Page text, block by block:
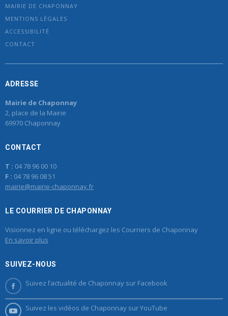
MAIRIE DE CHAPONNAY
MENTIONS LÉGALES
ACCESSIBILITÉ
CONTACT
ADRESSE
Mairie de Chaponnay
2, place de la Mairie
69970 Chaponnay
CONTACT
T : 04 78 96 00 10
F : 04 78 96 08 51
mairie@mairie-chaponnay.fr
LE COURRIER DE CHAPONNAY
Visionnez en ligne ou téléchargez les Courriers de Chaponnay
En savoir plus
SUIVEZ-NOUS
Suivez l’actualité de Chaponnay sur Facebook
Suivez les vidéos de Chaponnay sur YouTube